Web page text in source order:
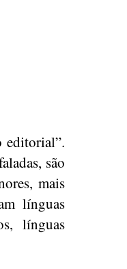
editorial”.
são
mais
línguas
línguas